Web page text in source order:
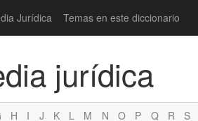
Jurídica Temas en este diccionario
jurídica
H I J K L M N O P Q R S